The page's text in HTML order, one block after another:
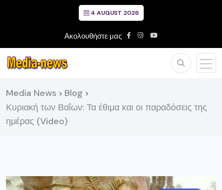
4 AUGUST 2026
Ακολουθήστε μας
Media News > Blog >
Κυριακή των Βαΐων: Τα έθιμα και οι παραδόσεις της
ημέρας (Video)